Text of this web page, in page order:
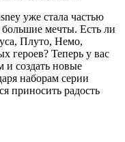
уже стала частью
большие мечты. Есть ли
Плуто, Немо,
Теперь у вас
и создать новые
наборам серии
приносить радость